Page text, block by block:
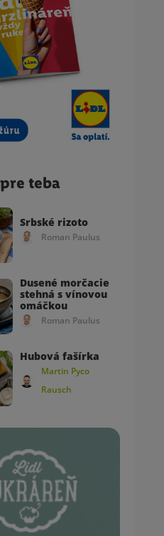
teba
Srbské rizoto
Roman Paulus
Dusené morčacie
stehná s vínovou
omáčkou
Roman Paulus
Hubová fašírka
Martin Pyco
Rausch